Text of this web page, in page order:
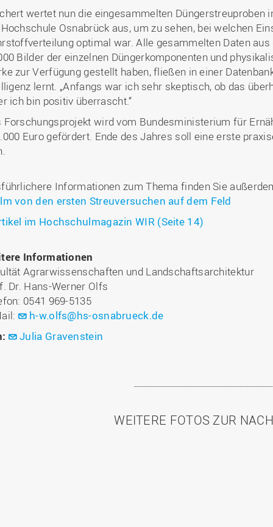
wertet nun die eingesammelten Düngerstreuproben
Osnabrück aus, um zu sehen, bei welchen
optimal war. Alle gesammelten Daten
Bilder der einzelnen Düngerkomponenten und
zur Verfügung gestellt haben, fließen in einer
lernt. „Anfangs war ich sehr skeptisch, ob das
ich bin positiv überrascht.“
Forschungsprojekt wird vom Bundesministerium für
Euro gefördert. Ende des Jahres soll eine erste
Informationen zum Thema finden Sie
von den ersten Streuversuchen auf dem Feld
im Hochschulmagazin WIR (Seite 14)
Informationen
Agrarwissenschaften und Landschaftsarchitektur
Dr. Hans-Werner Olfs
0541 969-5135
h-w.olfs@hs-osnabrueck.de
Julia Gravenstein
WEITERE FOTOS ZUR